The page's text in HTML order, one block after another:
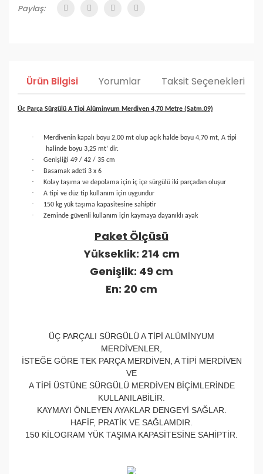
Paylaş:
Ürün Bilgisi Yorumlar Taksit Seçenekleri
Üç Parça Sürgülü A Tipi Alüminyum Merdiven 4,70 Metre (Satm.09)
·
Merdivenin kapalı boyu 2,00 mt olup açık halde boyu 4,70 mt, A tipi
halinde boyu 3,25 mt’ dir.
· Genişliği 49 / 42 / 35 cm
· Basamak adeti 3 x 6
· Kolay taşıma ve depolama için iç içe sürgülü iki parçadan oluşur
· A tipi ve düz tip kullanım için uygundur
· 150 kg yük taşıma kapasitesine sahiptir
· Zeminde güvenli kullanım için kaymaya dayanıklı ayak
Paket Ölçüsü
Yükseklik: 214 cm
Genişlik: 49 cm
En: 20 cm
ÜÇ PARÇALI SÜRGÜLÜ A TİPİ ALÜMİNYUM
MERDİVENLER,
İSTEĞE GÖRE TEK PARÇA MERDİVEN, A TİPİ MERDİVEN
VE
A TİPİ ÜSTÜNE SÜRGÜLÜ MERDİVEN BİÇİMLERİNDE
KULLANILABİLİR.
KAYMAYI ÖNLEYEN AYAKLAR DENGEYİ SAĞLAR.
HAFİF, PRATİK VE SAĞLAMDIR.
150 KİLOGRAM YÜK TAŞIMA KAPASİTESİNE SAHİPTİR.